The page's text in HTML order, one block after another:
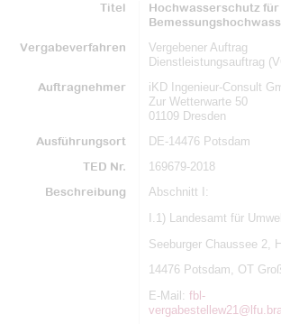
Titel
Hochwasserschutz für
Vergabeverfahren
Vergebener Auftrag
Dienstleistungsauftrag
Auftragnehmer
iKD Ingenieur-Consult
Zur Wetterwarte 50
01109 Dresden
Ausführungsort
DE-14476 Potsdam
TED Nr.
169679-2018
Beschreibung
Abschnitt I:
I.1) Landesamt für
Seeburger Chaussee 2,
14476 Potsdam, OT
E-Mail: fbl-